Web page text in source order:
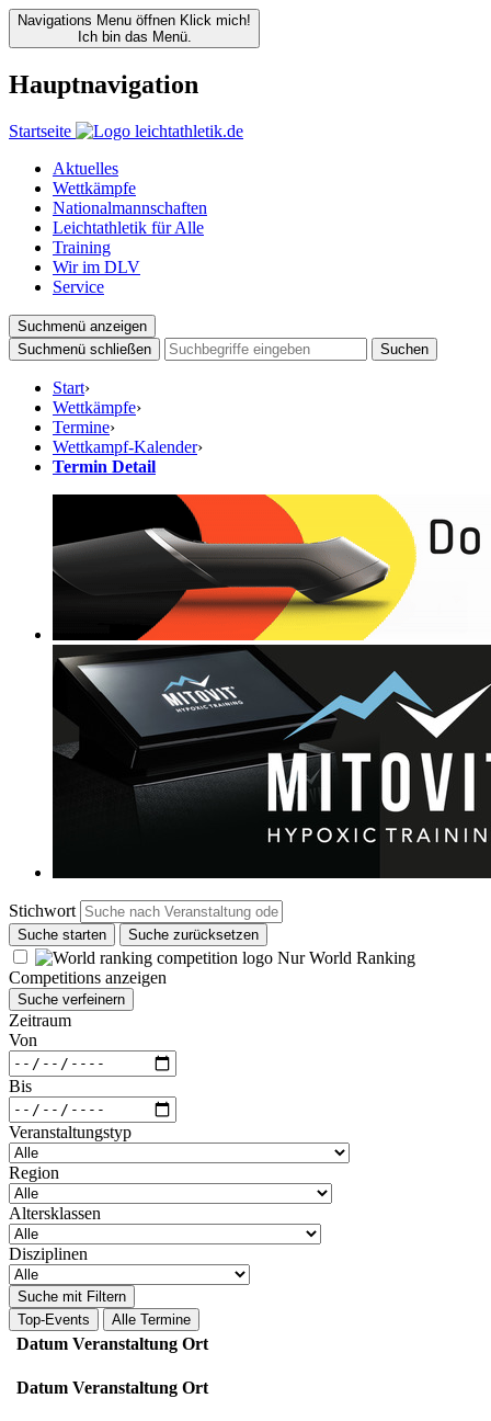
Navigations Menu öffnen Klick mich!
Ich bin das Menü.
Hauptnavigation
Startseite
Aktuelles
Wettkämpfe
Nationalmannschaften
Leichtathletik für Alle
Training
Wir im DLV
Service
Suchmenü anzeigen
Suchmenü schließen
Suchen
Start›
Wettkämpfe›
Termine›
Wettkampf-Kalender›
Termin Detail
Stichwort
Suche starten Suche zurücksetzen
Nur World Ranking
Competitions anzeigen
Suche verfeinern
Zeitraum
Von
Bis
Veranstaltungstyp
Region
Altersklassen
Disziplinen
Suche mit Filtern
Top-Events
Alle Termine
Datum Veranstaltung Ort
Datum Veranstaltung Ort